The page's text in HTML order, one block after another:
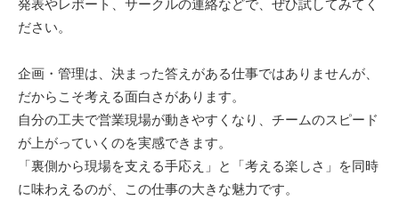
発表やレポート、サークルの連絡などで、ぜひ試してみてく
ださい。
企画・管理は、決まった答えがある仕事ではありませんが、
だからこそ考える面白さがあります。
自分の工夫で営業現場が動きやすくなり、チームのスピード
が上がっていくのを実感できます。
「裏側から現場を支える手応え」と「考える楽しさ」を同時
に味わえるのが、この仕事の大きな魅力です。